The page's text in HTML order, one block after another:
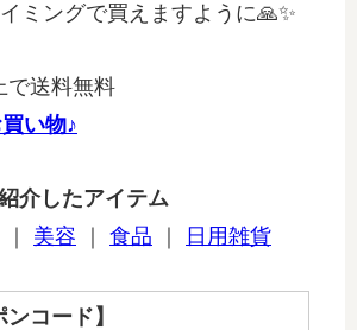
ミングで買えますように🙏✨
で送料無料
い物♪
介したアイテム
美容 食品 日用雑貨
ンコード】